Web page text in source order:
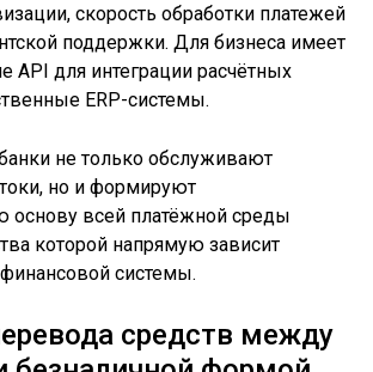
скорость обработки платежей
поддержки. Для бизнеса имеет
API для интеграции расчётных
ERP-системы.
не только обслуживают
но и формируют
основу всей платёжной среды
которой напрямую зависит
системы.
средств между